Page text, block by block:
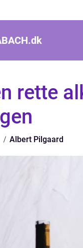
dk
rette
Albert Pilgaard